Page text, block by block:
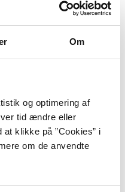
Om
og optimering af
tid ændre eller
klikke på ”Cookies” i
om de anvendte
af et mørkt øje, sover i
Mirian Due i 2020
af titelløse og
i sig, fraset sidste del,
Fanø, hvor Mirian
flade vestjyske natur
i digtsamlingens